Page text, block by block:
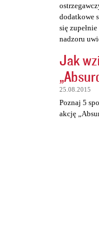
dodatkowe
się
nadzoru
Jak
25.08.2015
Poznaj 5
akcję